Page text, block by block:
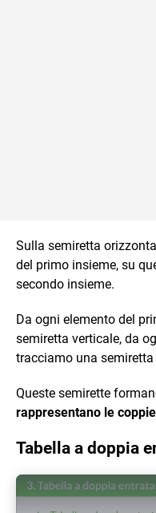
Sulla semiretta
del primo insieme, su
secondo insieme.
Da ogni elemento del
semiretta verticale, da
tracciamo una
Queste semirette
rappresentano le
Tabella a doppia